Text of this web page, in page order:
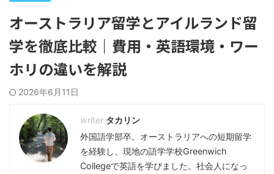
オーストラリア留学とアイルランド留
学を徹底比較｜費用・英語環境・ワー
ホリの違いを解説
2026年6月11日
タカリン
外国語学部卒。オーストラリアへの短期留学
を経験し、現地の語学学校Greenwich
Collegeで英語を学びました。社会人になっ